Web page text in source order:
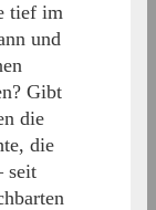
tief im
und
Gibt
die
die
seit